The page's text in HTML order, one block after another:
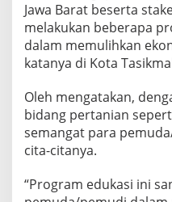
Jawa Barat beserta
melakukan beberapa
dalam memulihkan
katanya di Kota
Oleh mengatakan,
bidang pertanian
semangat para
cita-citanya.
“Program edukasi ini